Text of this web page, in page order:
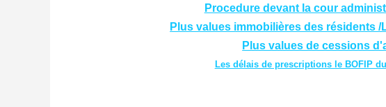
Procedure devant la cour
Plus values immobilières des résidents /
Plus values de cessions
Les délais de prescriptions le BOFIP